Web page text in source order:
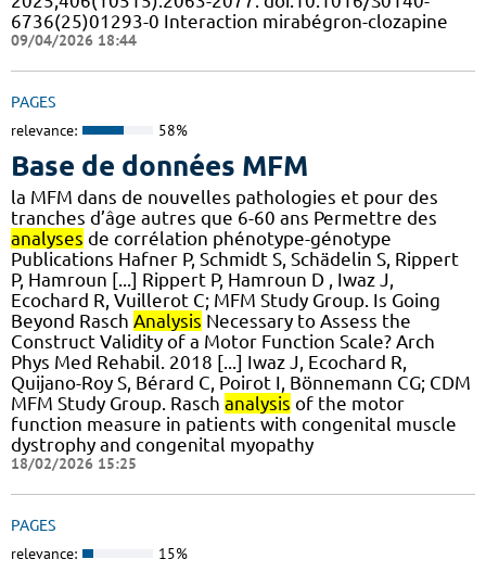
6736(25)01293-0 Interaction mirabégron-clozapine
09/04/2026 18:44
PAGES
relevance: 58%
Base de données MFM
la MFM dans de nouvelles pathologies et pour des
tranches d’âge autres que 6-60 ans Permettre des
analyses de corrélation phénotype-génotype
Publications Hafner P, Schmidt S, Schädelin S, Rippert
P, Hamroun [...] Rippert P, Hamroun D , Iwaz J,
Ecochard R, Vuillerot C; MFM Study Group. Is Going
Beyond Rasch Analysis Necessary to Assess the
Construct Validity of a Motor Function Scale? Arch
Phys Med Rehabil. 2018 [...] Iwaz J, Ecochard R,
Quijano-Roy S, Bérard C, Poirot I, Bönnemann CG; CDM
MFM Study Group. Rasch analysis of the motor
function measure in patients with congenital muscle
dystrophy and congenital myopathy
18/02/2026 15:25
PAGES
relevance: 15%